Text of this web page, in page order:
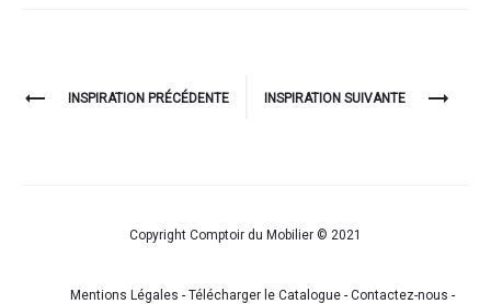
Project
INSPIRATION PRÉCÉDENTE INSPIRATION SUIVANTE
Copyright Comptoir du Mobilier © 2021
Mentions Légales - Télécharger le Catalogue- Contactez-nous -